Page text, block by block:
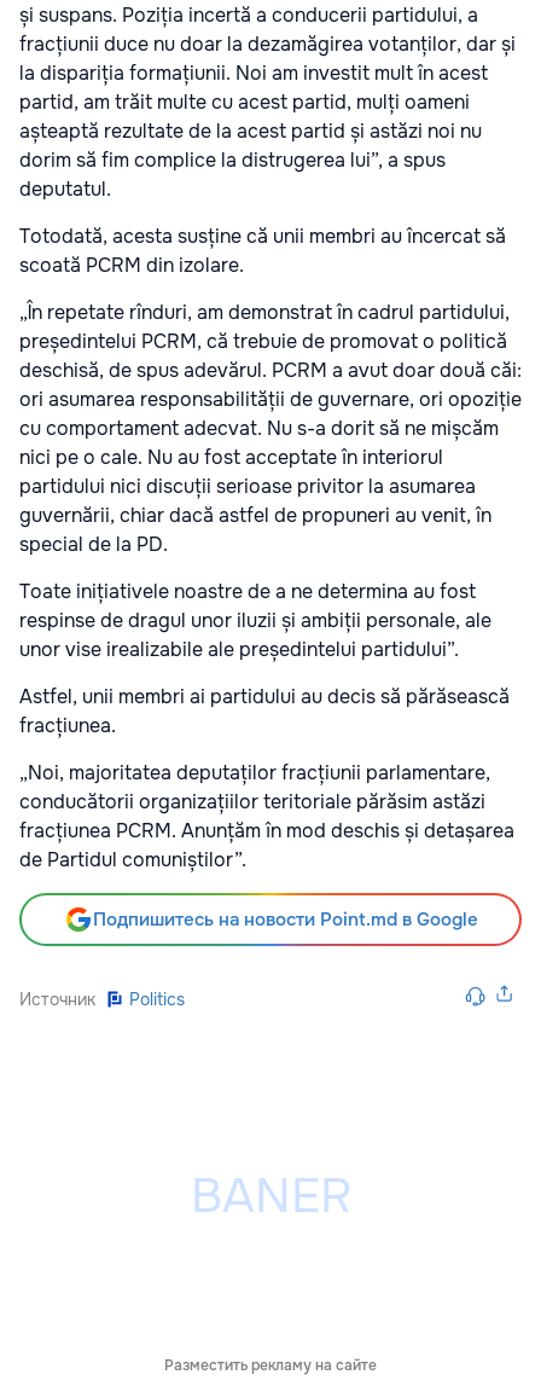
și suspans. Poziția incertă a conducerii partidului, a
fracțiunii duce nu doar la dezamăgirea votanților, dar și
la dispariția formațiunii. Noi am investit mult în acest
partid, am trăit multe cu acest partid, mulți oameni
așteaptă rezultate de la acest partid și astăzi noi nu
dorim să fim complice la distrugerea lui”, a spus
deputatul.
Totodată, acesta susține că unii membri au încercat să
scoată PCRM din izolare.
„În repetate rînduri, am demonstrat în cadrul partidului,
președintelui PCRM, că trebuie de promovat o politică
deschisă, de spus adevărul. PCRM a avut doar două căi:
ori asumarea responsabilității de guvernare, ori opoziție
cu comportament adecvat. Nu s-a dorit să ne mișcăm
nici pe o cale. Nu au fost acceptate în interiorul
partidului nici discuții serioase privitor la asumarea
guvernării, chiar dacă astfel de propuneri au venit, în
special de la PD.
Toate inițiativele noastre de a ne determina au fost
respinse de dragul unor iluzii și ambiții personale, ale
unor vise irealizabile ale președintelui partidului”.
Astfel, unii membri ai partidului au decis să părăsească
fracțiunea.
„Noi, majoritatea deputaților fracțiunii parlamentare,
conducătorii organizațiilor teritoriale părăsim astăzi
fracțiunea PCRM. Anunțăm în mod deschis și detașarea
de Partidul comuniștilor”.
Подпишитесь на новости Point.md в Google
Источник Politics
Разместить рекламу на сайте